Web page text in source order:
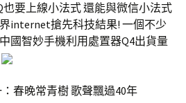
也要上線小法式 還能與微信小法式
internet搶先科技結果! 一個不少
國智妙手機利用處置器Q4出貨量
春晚常青樹 歌聲飄過40年